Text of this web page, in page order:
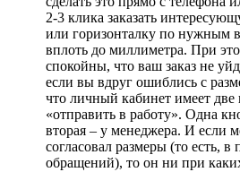
2-3 клика заказать
или горизонталку по нужным
вплоть до миллиметра. При
спокойны, что ваш заказ не
если вы вдруг ошиблись с
что личный кабинет имеет две
«отправить в работу». Одна
вторая – у менеджера. И если
согласовал размеры (то есть,
обращений), то он ни при